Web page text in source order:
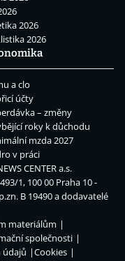
2026
2026
a clo
účty
– změny
roky k důchodu
mzda 2027
v práci
CENTER a.s.
1, 100 00 Praha 10 -
B 19490 a dodavatelé
materiálům
společnosti
údajů
Cookies